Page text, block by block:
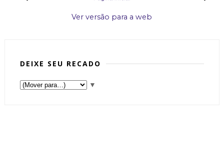
Ver versão para a web
DEIXE SEU RECADO
▼